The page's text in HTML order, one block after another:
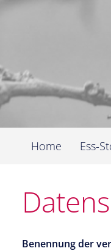
überspringen
Home Ess-
Benennung der